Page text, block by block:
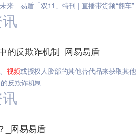
来！易盾「双11」特刊 | 直播带货频“翻车
的反欺诈机制_网易易盾
视频或授权人脸部的其他替代品来获取其
反欺诈机制
_网易易盾